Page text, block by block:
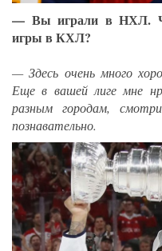
— Вы играли в НХЛ.
игры в КХЛ?
— Здесь очень много
Еще в вашей лиге мне
разным городам,
познавательно.